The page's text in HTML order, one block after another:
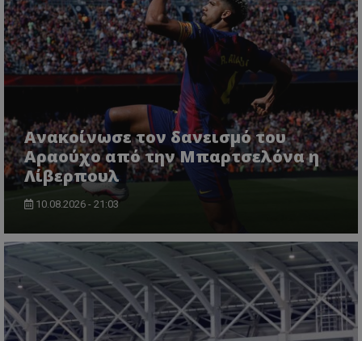
Ανακοίνωσε τον δανεισμό του
Αραούχο από την Μπαρτσελόνα η
Λίβερπουλ
10.08.2026 - 21:03